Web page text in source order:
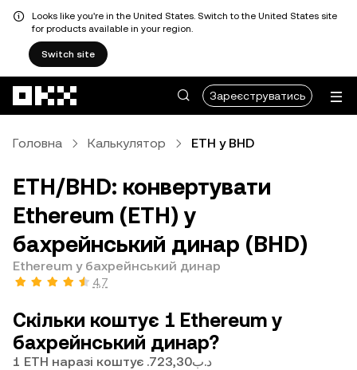
Looks like you're in the United States. Switch to the United States site
for products available in your region.
Switch site
Зареєструватись
Головна Калькулятор ETH у BHD
ETH/BHD: конвертувати
Ethereum (ETH) у
бахрейнський динар (BHD)
Ethereum у бахрейнський динар
4,7
Скільки коштує 1 Ethereum у
бахрейнський динар?
1 ETH наразі коштує .د.ب723,30